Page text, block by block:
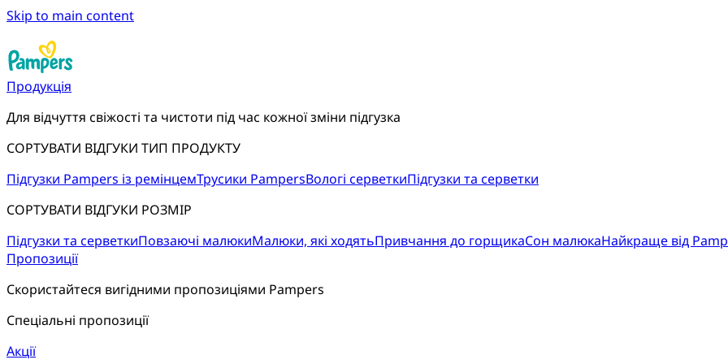
Skip to main content
Продукція
Для відчуття свіжості та чистоти під час кожної зміни підгузка
СОРТУВАТИ ВІДГУКИ ТИП ПРОДУКТУ
Підгузки Pampers із ремінцемТрусики PampersВологі серветкиПідгузки та серветки
СОРТУВАТИ ВІДГУКИ РОЗМІР
Підгузки та серветкиПовзаючі малюкиМалюки, які ходятьПривчання до горщикаСон малюкаНайкраще від
Пропозиції
Скористайтеся вигідними пропозиціями Pampers
Спеціальні пропозиції
Акції